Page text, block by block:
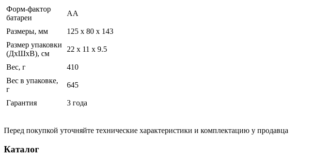
Форм-фактор
батареи
AA
Размеры, мм
125 x 80 x 143
Размер упаковки
(ДхШхВ), см
22 x 11 x 9.5
Вес, г
410
Вес в упаковке,
г
645
Гарантия 3 года
Перед покупкой уточняйте технические характеристики и комплектацию у продавца
Каталог